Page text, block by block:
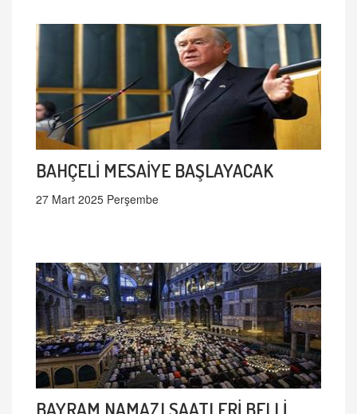
BAHÇELİ MESAİYE BAŞLAYACAK
27 Mart 2025 Perşembe
BAYRAM NAMAZI SAATLERİ BELLİ